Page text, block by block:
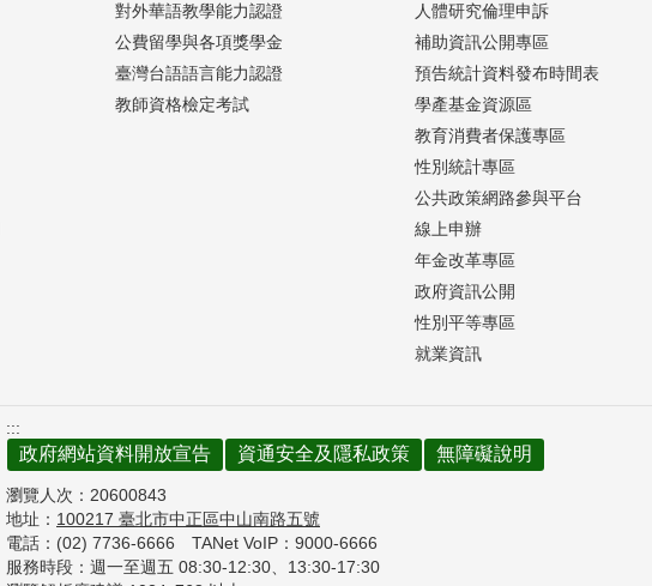
對外華語教學能力認證
公費留學與各項獎學金
臺灣台語語言能力認證
教師資格檢定考試
人體研究倫理申訴
補助資訊公開專區
預告統計資料發布時間表
學產基金資源區
教育消費者保護專區
性別統計專區
公共政策網路參與平台
線上申辦
年金改革專區
政府資訊公開
性別平等專區
就業資訊
:::
政府網站資料開放宣告 資通安全及隱私政策 無障礙說明
瀏覽人次： 20600843
地址： 100217 臺北市中正區中山南路五號
電話：(02) 7736-6666 TANet VoIP：9000-6666
服務時段：週一至週五 08:30-12:30、 13:30-17:30